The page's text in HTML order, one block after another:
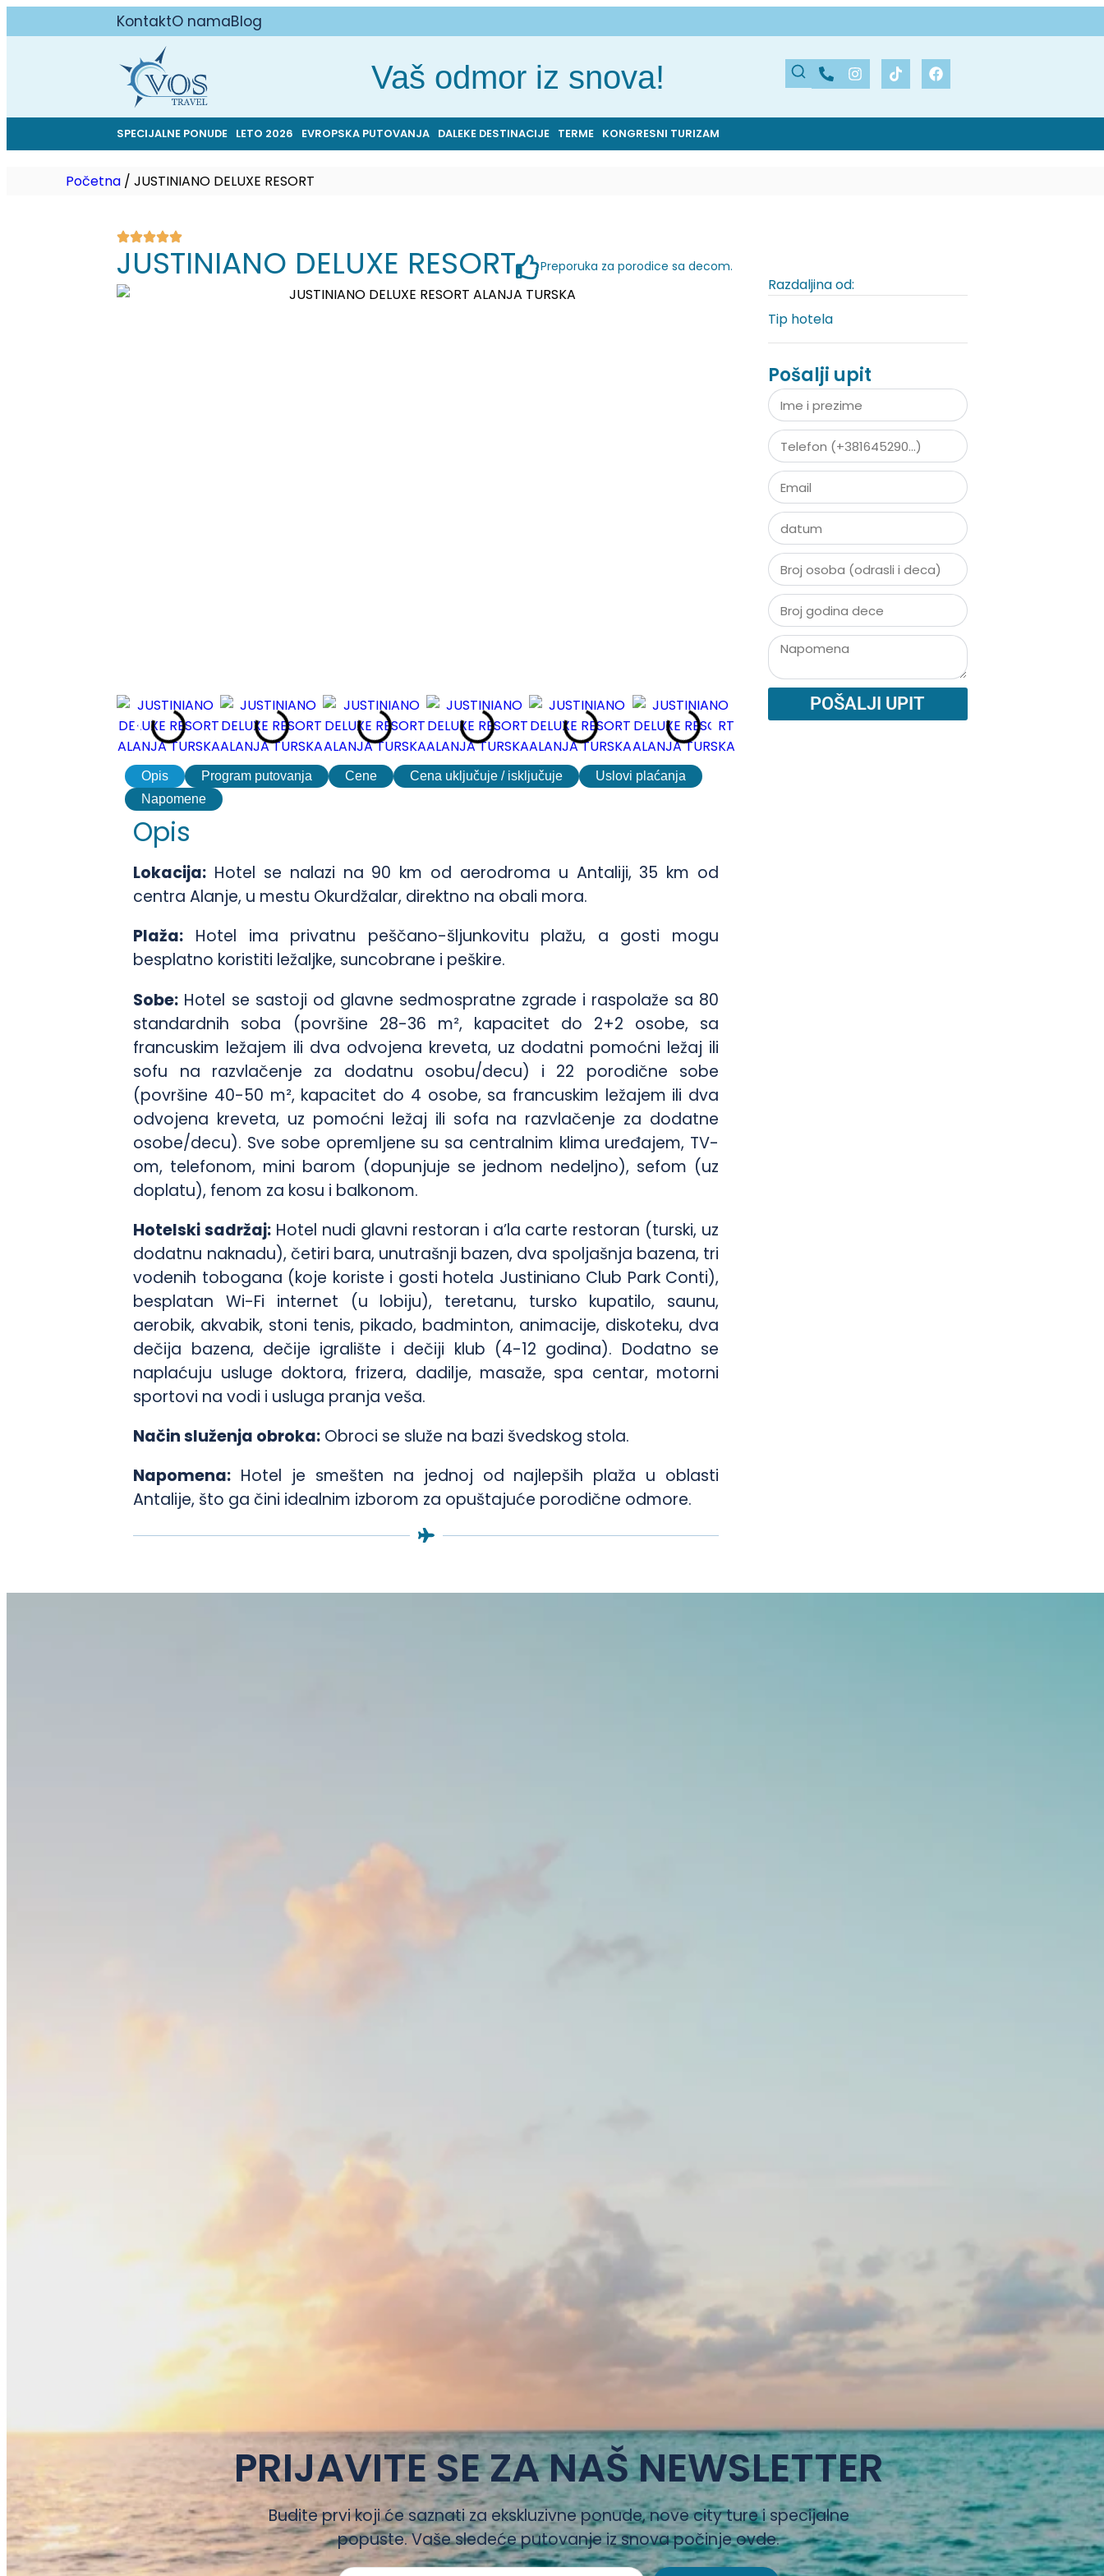
KontaktO namaBlog
Vaš odmor iz snova!
SPECIJALNE PONUDE LETO 2026 EVROPSKA PUTOVANJA DALEKE DESTINACIJE TERME KONGRESNI TURIZAM
Početna / JUSTINIANO DELUXE RESORT
JUSTINIANO DELUXE RESORT Preporuka za porodice sa decom.
Opis Program putovanja Cene Cena uključuje / isključuje
Uslovi plaćanja
Napomene
Opis
Lokacija: Hotel se nalazi na 90 km od aerodroma u Antaliji, 35 km od
centra Alanje, u mestu Okurdžalar, direktno na obali mora.
Plaža: Hotel ima privatnu peščano-šljunkovitu plažu, a gosti mogu
besplatno koristiti ležaljke, suncobrane i peškire.
Sobe: Hotel se sastoji od glavne sedmospratne zgrade i raspolaže sa 80
standardnih soba (površine 28-36 m², kapacitet do 2+2 osobe, sa
francuskim ležajem ili dva odvojena kreveta, uz dodatni pomoćni ležaj ili
sofu na razvlačenje za dodatnu osobu/decu) i 22 porodične sobe
(površine 40-50 m², kapacitet do 4 osobe, sa francuskim ležajem ili dva
odvojena kreveta, uz pomoćni ležaj ili sofa na razvlačenje za dodatne
osobe/decu). Sve sobe opremljene su sa centralnim klima uređajem, TV-
om, telefonom, mini barom (dopunjuje se jednom nedeljno), sefom (uz
doplatu), fenom za kosu i balkonom.
Hotelski sadržaj: Hotel nudi glavni restoran i a’la carte restoran (turski, uz
dodatnu naknadu), četiri bara, unutrašnji bazen, dva spoljašnja bazena, tri
vodenih tobogana (koje koriste i gosti hotela Justiniano Club Park Conti),
besplatan Wi-Fi internet (u lobiju), teretanu, tursko kupatilo, saunu,
aerobik, akvabik, stoni tenis, pikado, badminton, animacije, diskoteku, dva
dečija bazena, dečije igralište i dečiji klub (4-12 godina). Dodatno se
naplaćuju usluge doktora, frizera, dadilje, masaže, spa centar, motorni
sportovi na vodi i usluga pranja veša.
Način služenja obroka: Obroci se služe na bazi švedskog stola.
Napomena: Hotel je smešten na jednoj od najlepših plaža u oblasti
Antalije, što ga čini idealnim izborom za opuštajuće porodične odmore.
Razdaljina od:
Tip hotela
Pošalji upit
POŠALJI UPIT
PRIJAVITE SE ZA NAŠ NEWSLETTER
Budite prvi koji će saznati za ekskluzivne ponude, nove city ture i specijalne
popuste. Vaše sledeće putovanje iz snova počinje ovde.